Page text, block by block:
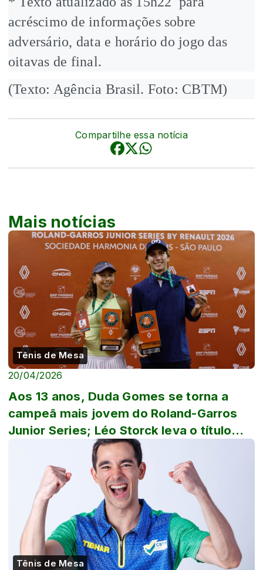
acréscimo de informações sobre
adversário, data e horário do jogo das
oitavas de final.
(Texto: Agência Brasil. Foto: CBTM)
Compartilhe essa notícia
Mais notícias
Tênis de Mesa
20/04/2026
Aos 13 anos, Duda Gomes se torna a
campeã mais jovem do Roland-Garros
Junior Series; Léo Storck leva o título
Tênis de Mesa